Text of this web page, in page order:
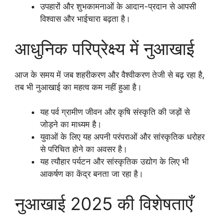
उपहारों और शुभकामनाओं के आदान-प्रदान से आपसी
विश्वास और भाईचारा बढ़ता है।
आधुनिक परिप्रेक्ष्य में नुआखाई
आज के समय में जब शहरीकरण और वैश्वीकरण तेजी से बढ़ रहा है,
तब भी नुआखाई का महत्व कम नहीं हुआ है।
यह पर्व ग्रामीण जीवन और कृषि संस्कृति की जड़ों से
जोड़ने का माध्यम है।
युवाओं के लिए यह अपनी परंपराओं और सांस्कृतिक धरोहर
से परिचित होने का अवसर है।
यह त्यौहार पर्यटन और सांस्कृतिक उद्योग के लिए भी
आकर्षण का केंद्र बनता जा रहा है।
नुआखाई 2025 की विशेषताएँ